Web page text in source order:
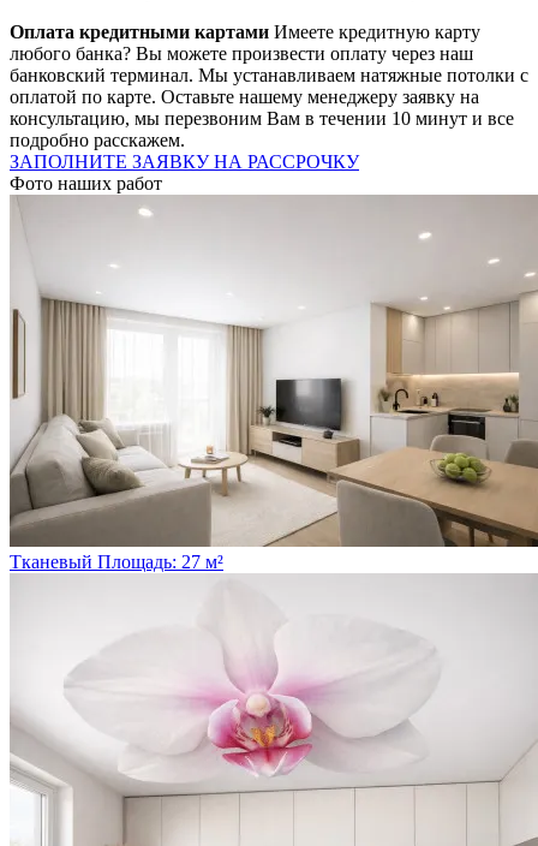
Оплата кредитными картами Имеете кредитную карту
любого банка? Вы можете произвести оплату через наш
банковский терминал. Мы устанавливаем натяжные потолки с
оплатой по карте. Оставьте нашему менеджеру заявку на
консультацию, мы перезвоним Вам в течении 10 минут и все
подробно расскажем.
ЗАПОЛНИТЕ ЗАЯВКУ НА РАССРОЧКУ
Фото наших работ
Тканевый Площадь: 27 м²